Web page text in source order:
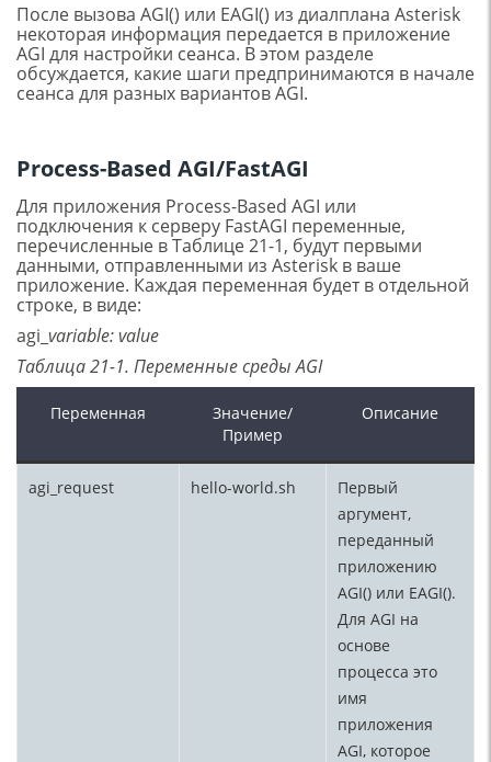
После вызова AGI() или EAGI() из диалплана Asterisk
некоторая информация передается в приложение
AGI для настройки сеанса. В этом разделе
обсуждается, какие шаги предпринимаются в начале
сеанса для разных вариантов AGI.
Process-Based AGI/FastAGI
Для приложения Process-Based AGI или
подключения к серверу FastAGI переменные,
перечисленные в Таблице 21-1, будут первыми
данными, отправленными из Asterisk в ваше
приложение. Каждая переменная будет в отдельной
строке, в виде:
agi_ variable: value
Таблица 21-1. Переменные среды AGI
Переменная
Значение/
Пример
Описание
agi_request hello-world.sh
Первый
аргумент,
переданный
приложению
AGI() или EAGI().
Для AGI на
основе
процесса это
имя
приложения
AGI, которое